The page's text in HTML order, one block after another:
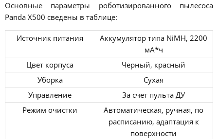
Основные параметры роботизированного пылесоса
Panda X500 сведены в таблице:
Источник питания
Аккумулятор типа NiMH, 2200
мА*ч
Цвет корпуса
Черный, красный
Уборка
Сухая
Управление
За счет пульта ДУ
Режим очистки
Автоматическая, ручная, по
расписанию, адаптация к
поверхности